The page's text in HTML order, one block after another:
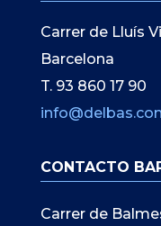
Carrer de Lluís
Barcelona
T. 93 860 17 90
CONTACTO
Carrer de